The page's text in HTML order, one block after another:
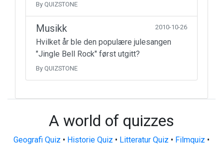
By QUIZSTONE
Musikk 2010-10-26
Hvilket år ble den populære julesangen
"Jingle Bell Rock" først utgitt?
By QUIZSTONE
A world of quizzes
Geografi Quiz • Historie Quiz • Litteratur Quiz • Filmquiz •